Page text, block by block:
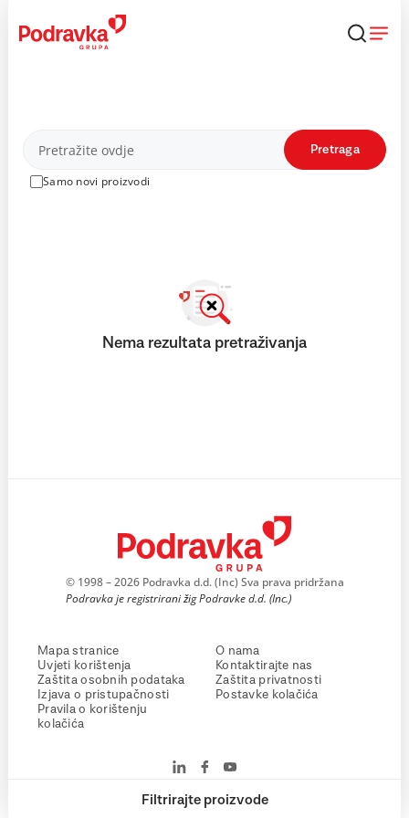
content
Proizvodi
Samo novi proizvodi
Pretraga
Filtrirajte proizvode
Nema rezultata pretraživanja
© 1998 – 2026 Podravka d.d. (Inc) Sva prava pridržana
Podravka je registrirani žig Podravke d.d. (Inc.)
Mapa stranice
Uvjeti korištenja
Zaštita osobnih podataka
Izjava o pristupačnosti
Pravila o korištenju
kolačića
O nama
Kontaktirajte nas
Zaštita privatnosti
Postavke kolačića